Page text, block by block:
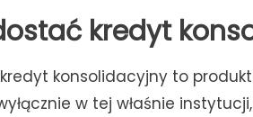
kredyt
konsolidacyjny to
w tej właśnie